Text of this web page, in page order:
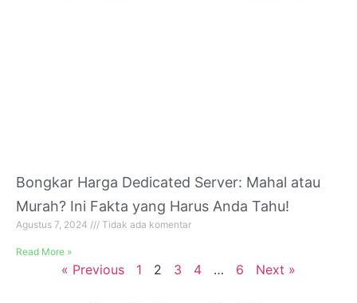
Bongkar Harga Dedicated Server: Mahal atau
Murah? Ini Fakta yang Harus Anda Tahu!
Agustus 7, 2024 Tidak ada komentar
Read More »
« Previous 1 2 3 4 … 6 Next »